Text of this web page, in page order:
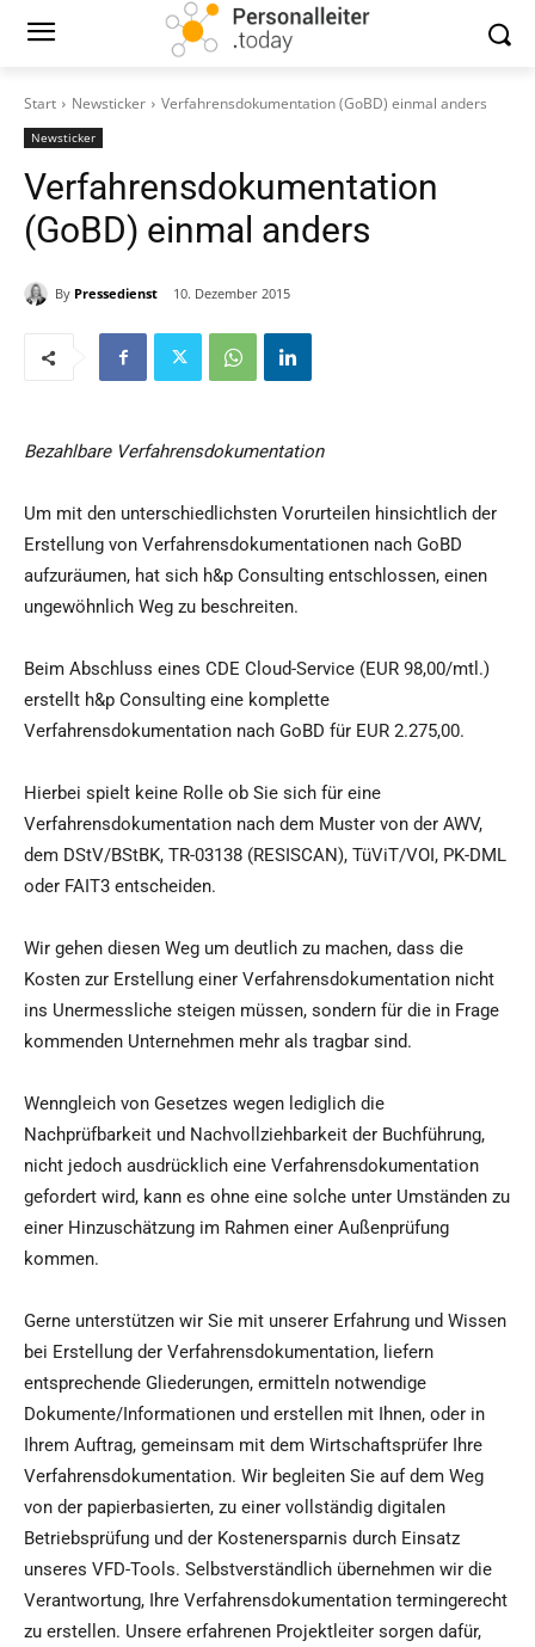
Start Newsticker Verfahrensdokumentation (GoBD) einmal anders
Newsticker
Verfahrensdokumentation
(GoBD) einmal anders
By Pressedienst 10. Dezember 2015
Bezahlbare Verfahrensdokumentation
Um mit den unterschiedlichsten Vorurteilen hinsichtlich der
Erstellung von Verfahrensdokumentationen nach GoBD
aufzuräumen, hat sich h&p Consulting entschlossen, einen
ungewöhnlich Weg zu beschreiten.
Beim Abschluss eines CDE Cloud-Service (EUR 98,00/mtl.)
erstellt h&p Consulting eine komplette
Verfahrensdokumentation nach GoBD für EUR 2.275,00.
Hierbei spielt keine Rolle ob Sie sich für eine
Verfahrensdokumentation nach dem Muster von der AWV,
dem DStV/BStBK, TR-03138 (RESISCAN), TüViT/VOI, PK-DML
oder FAIT3 entscheiden.
Wir gehen diesen Weg um deutlich zu machen, dass die
Kosten zur Erstellung einer Verfahrensdokumentation nicht
ins Unermessliche steigen müssen, sondern für die in Frage
kommenden Unternehmen mehr als tragbar sind.
Wenngleich von Gesetzes wegen lediglich die
Nachprüfbarkeit und Nachvollziehbarkeit der Buchführung,
nicht jedoch ausdrücklich eine Verfahrensdokumentation
gefordert wird, kann es ohne eine solche unter Umständen zu
einer Hinzuschätzung im Rahmen einer Außenprüfung
kommen.
Gerne unterstützen wir Sie mit unserer Erfahrung und Wissen
bei Erstellung der Verfahrensdokumentation, liefern
entsprechende Gliederungen, ermitteln notwendige
Dokumente/Informationen und erstellen mit Ihnen, oder in
Ihrem Auftrag, gemeinsam mit dem Wirtschaftsprüfer Ihre
Verfahrensdokumentation. Wir begleiten Sie auf dem Weg
von der papierbasierten, zu einer vollständig digitalen
Betriebsprüfung und der Kostenersparnis durch Einsatz
unseres VFD-Tools. Selbstverständlich übernehmen wir die
Verantwortung, Ihre Verfahrensdokumentation termingerecht
zu erstellen. Unsere erfahrenen Projektleiter sorgen dafür,